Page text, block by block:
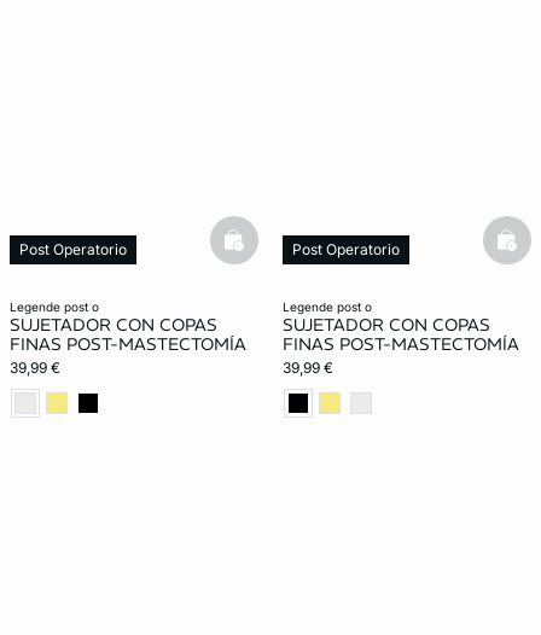
legende post o
SUJETADOR CON COPAS
FINAS POST-MASTECTOMÍA
39,99 €
Post Operatorio basketfull
legende post o
SUJETADOR CON COPAS
FINAS POST-MASTECTOMÍA
39,99 €
Post Operatorio